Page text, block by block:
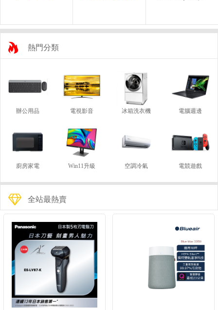
熱門分類
辦公用品 電視影音 冰箱洗衣機 電腦週邊
廚房家電 Win11升級 空調冷氣 電競遊戲
全站最熱賣